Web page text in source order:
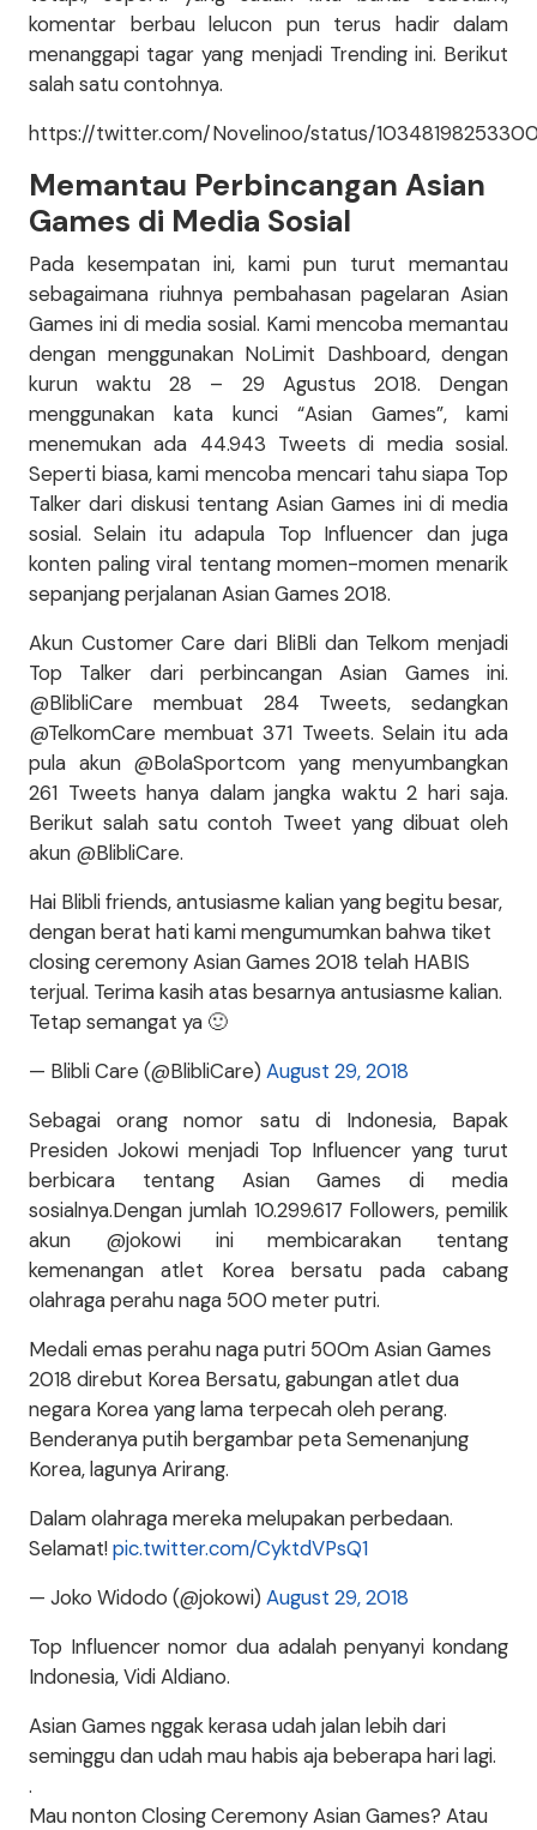
komentar berbau lelucon pun terus hadir dalam
menanggapi tagar yang menjadi Trending ini. Berikut
salah satu contohnya.
https://twitter.com/Novelinoo/status/
Memantau Perbincangan Asian
Games di Media Sosial
Pada kesempatan ini, kami pun turut memantau
sebagaimana riuhnya pembahasan pagelaran Asian
Games ini di media sosial. Kami mencoba memantau
dengan menggunakan NoLimit Dashboard, dengan
kurun waktu 28 – 29 Agustus 2018. Dengan
menggunakan kata kunci “Asian Games”, kami
menemukan ada 44.943 Tweets di media sosial.
Seperti biasa, kami mencoba mencari tahu siapa Top
Talker dari diskusi tentang Asian Games ini di media
sosial. Selain itu adapula Top Influencer dan juga
konten paling viral tentang momen-momen menarik
sepanjang perjalanan Asian Games 2018.
Akun Customer Care dari BliBli dan Telkom menjadi
Top Talker dari perbincangan Asian Games ini.
@BlibliCare membuat 284 Tweets, sedangkan
@TelkomCare membuat 371 Tweets. Selain itu ada
pula akun @BolaSportcom yang menyumbangkan
261 Tweets hanya dalam jangka waktu 2 hari saja.
Berikut salah satu contoh Tweet yang dibuat oleh
akun @BlibliCare.
Hai Blibli friends, antusiasme kalian yang begitu besar,
dengan berat hati kami mengumumkan bahwa tiket
closing ceremony Asian Games 2018 telah HABIS
terjual. Terima kasih atas besarnya antusiasme kalian.
Tetap semangat ya 🙂
— Blibli Care (@BlibliCare) August 29, 2018
Sebagai orang nomor satu di Indonesia, Bapak
Presiden Jokowi menjadi Top Influencer yang turut
berbicara tentang Asian Games di media
sosialnya.Dengan jumlah 10.299.617 Followers, pemilik
akun @jokowi ini membicarakan tentang
kemenangan atlet Korea bersatu pada cabang
olahraga perahu naga 500 meter putri.
Medali emas perahu naga putri 500m Asian Games
2018 direbut Korea Bersatu, gabungan atlet dua
negara Korea yang lama terpecah oleh perang.
Benderanya putih bergambar peta Semenanjung
Korea, lagunya Arirang.
Dalam olahraga mereka melupakan perbedaan.
Selamat!pic.twitter.com/CyktdVPsQ1
— Joko Widodo (@jokowi) August 29, 2018
Top Influencer nomor dua adalah penyanyi kondang
Indonesia, Vidi Aldiano.
Asian Games nggak kerasa udah jalan lebih dari
seminggu dan udah mau habis aja beberapa hari lagi.
.
Mau nonton Closing Ceremony Asian Games? Atau